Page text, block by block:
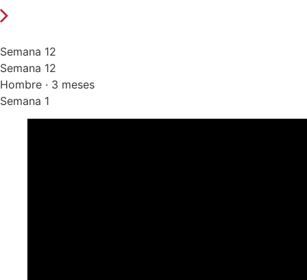
Semana 12
Semana 12
Hombre · 3 meses
Semana 1